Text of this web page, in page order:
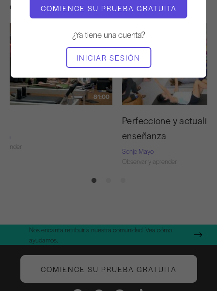
COMIENCE SU PRUEBA GRATUITA
¿Ya tiene una cuenta?
INICIAR SESIÓN
Otros entrenamientos que te pueden gustar
81:00
Perfeccione y
enseñanza
Sonje Mayo
Observar y aprender
Nos encanta retribuir a nuestra comunidad. Vea cómo
ayudamos.
COMIENCE SU PRUEBA GRATUITA